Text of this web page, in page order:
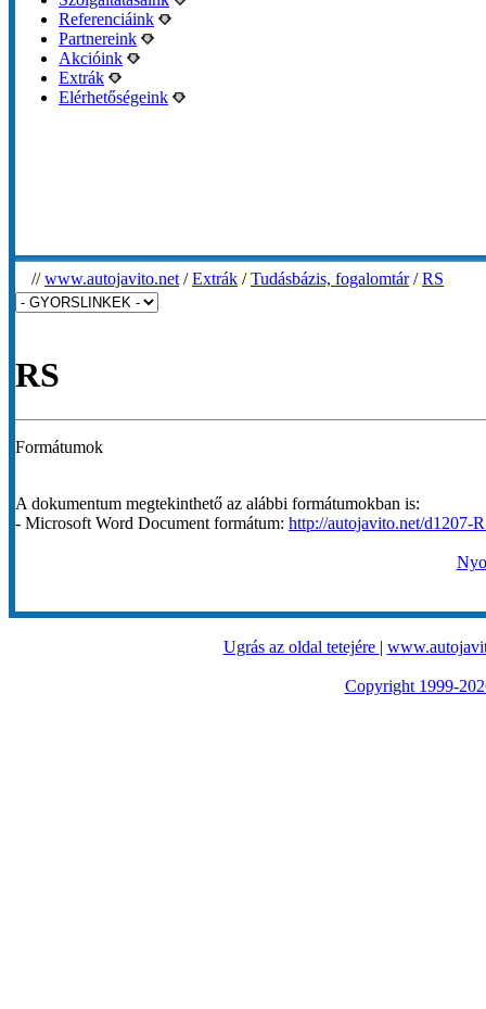
Referenciáink
Partnereink
Akcióink
Extrák
Elérhetőségeink
//www.autojavito.net /Extrák /Tudásbázis, fogalomtár/RS
RS
Formátumok
A dokumentum megtekinthető az alábbi formátumokban is:
- Microsoft Word Document formátum: http://autojavito.net/d1207-
Ugrás az oldal tetejére |
Copyright 1999-